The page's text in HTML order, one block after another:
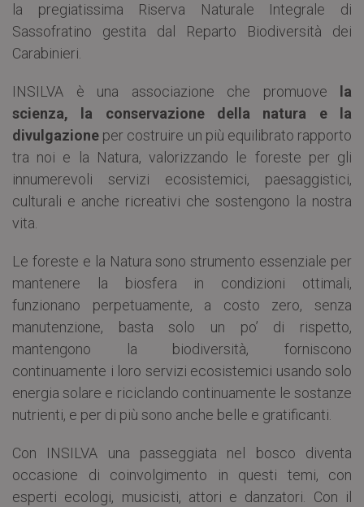
la pregiatissima Riserva Naturale Integrale di
Sassofratino gestita dal Reparto Biodiversità dei
Carabinieri.
INSILVA è una associazione che promuove
la
scienza, la conservazione della natura e la
divulgazione per costruire un più equilibrato rapporto
tra noi e la Natura, valorizzando le foreste per gli
innumerevoli servizi ecosistemici, paesaggistici,
culturali e anche ricreativi che sostengono la nostra
vita.
Le foreste e la Natura sono strumento essenziale per
mantenere la biosfera in condizioni ottimali,
funzionano perpetuamente, a costo zero, senza
manutenzione, basta solo un po’ di rispetto,
mantengono la biodiversità, forniscono
continuamente i loro servizi ecosistemici usando solo
energia solare e riciclando continuamente le sostanze
nutrienti, e per di più sono anche belle e gratificanti.
Con INSILVA una passeggiata nel bosco diventa
occasione di coinvolgimento in questi temi, con
esperti ecologi, musicisti, attori e danzatori. Con il